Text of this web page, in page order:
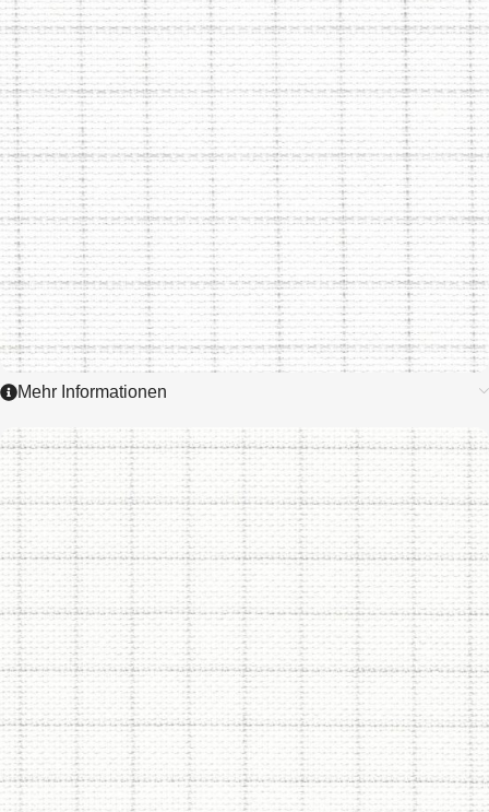
ZUM ARTIKEL
AIDA EASY
COUNT GRID
7,0 / cm - 18 ct.
ZUM ARTIKEL
Mehr Informationen